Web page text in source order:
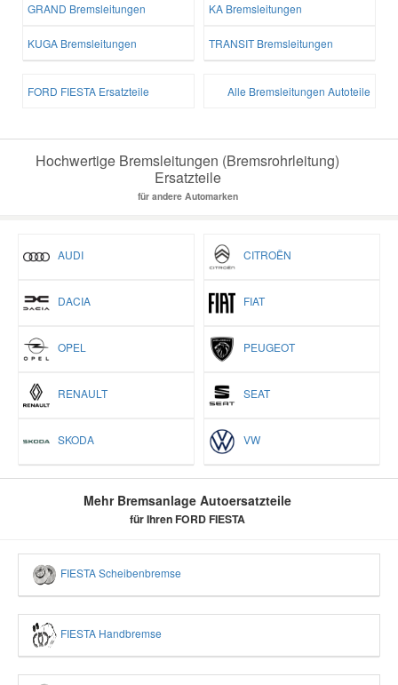
GRAND Bremsleitungen KA Bremsleitungen
KUGA Bremsleitungen TRANSIT Bremsleitungen
FORD FIESTA Ersatzteile Alle Bremsleitungen Autoteile
Hochwertige Bremsleitungen (Bremsrohrleitung)
Ersatzteile
für andere Automarken
AUDI CITROËN
DACIA FIAT
OPEL PEUGEOT
RENAULT SEAT
SKODA VW
Mehr Bremsanlage Autoersatzteile
für Ihren FORD FIESTA
FIESTA Scheibenbremse
FIESTA Handbremse